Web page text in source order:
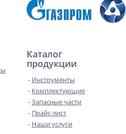
Каталог
продукции
Инструменты
Комплектующие
Запасные части
Прайс-лист
Наши услуги